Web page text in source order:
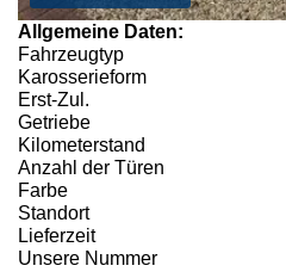
Allgemeine Daten:
Fahrzeugtyp
Karosserieform
Erst-Zul.
Getriebe
Kilometerstand
Anzahl der Türen
Farbe
Standort
Lieferzeit
Unsere Nummer